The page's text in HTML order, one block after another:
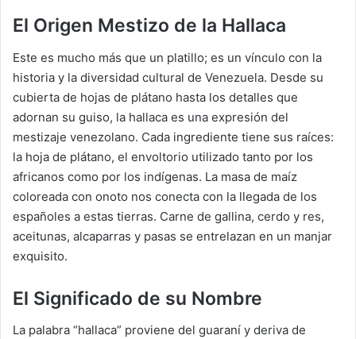
El Origen Mestizo de la Hallaca
Este es mucho más que un platillo; es un vínculo con la
historia y la diversidad cultural de Venezuela. Desde su
cubierta de hojas de plátano hasta los detalles que
adornan su guiso, la hallaca es una expresión del
mestizaje venezolano. Cada ingrediente tiene sus raíces:
la hoja de plátano, el envoltorio utilizado tanto por los
africanos como por los indígenas. La masa de maíz
coloreada con onoto nos conecta con la llegada de los
españoles a estas tierras. Carne de gallina, cerdo y res,
aceitunas, alcaparras y pasas se entrelazan en un manjar
exquisito.
El Significado de su Nombre
La palabra “hallaca” proviene del guaraní y deriva de